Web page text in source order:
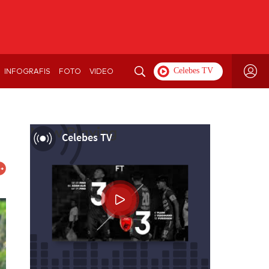
INFOGRAFIS FOTO VIDEO
Celebes TV
Now Playing